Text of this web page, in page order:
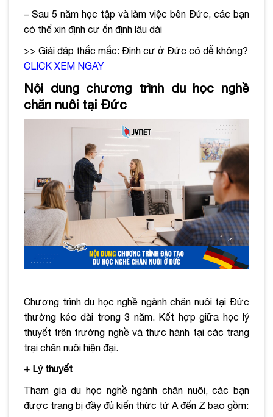
– Sau 5 năm học tập và làm việc bên Đức, các bạn
có thể xin định cư ổn định lâu dài
>> Giải đáp thắc mắc: Định cư ở Đức có dễ không?
CLICK XEM NGAY
Nội dung chương trình du học nghề
chăn nuôi tại Đức
Chương trình du học nghề ngành chăn nuôi tại Đức
thường kéo dài trong 3 năm. Kết hợp giữa học lý
thuyết trên trường nghề và thực hành tại các trang
trại chăn nuôi hiện đại.
+ Lý thuyết
Tham gia du học nghề ngành chăn nuôi, các bạn
được trang bị đầy đủ kiến thức từ A đến Z bao gồm: